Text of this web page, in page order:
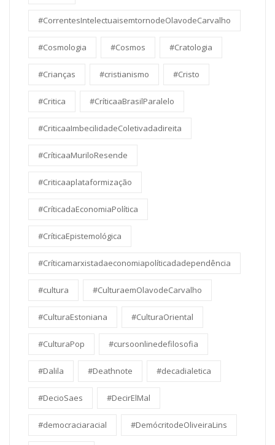
#CorrentesIntelectuaisemtornodeOlavodeCarvalho
#Cosmologia #Cosmos #Cratologia
#Crianças #cristianismo #Cristo
#Critica #CríticaaBrasilParalelo
#CriticaaImbecilidadeColetivadadireita
#CríticaaMuriloResende
#Criticaaplataformização
#CríticadaEconomiaPolítica
#CríticaEpistemológica
#Críticamarxistadaeconomiapolíticadadependência
#cultura #CulturaemOlavodeCarvalho
#CulturaEstoniana #CulturaOriental
#CulturaPop #cursoonlinedefilosofia
#Dalila #Deathnote #decadialetica
#DecioSaes #DecirElMal
#democraciaracial #DemócritodeOliveiraLins